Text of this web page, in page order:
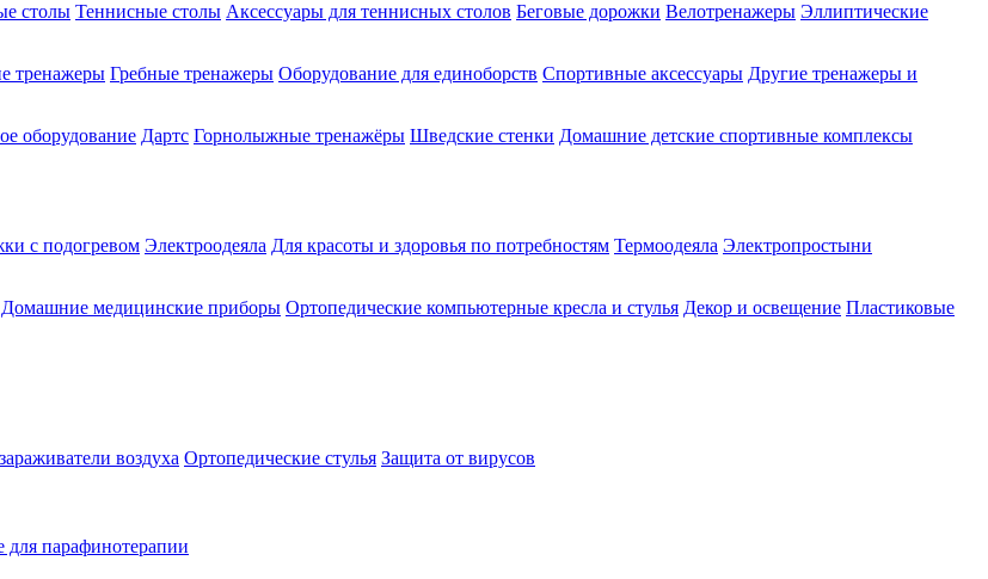
столы Теннисные столы Аксессуары для теннисных столов Беговые дорожки Велотренажеры Эллиптические
тренажеры Гребные тренажеры Оборудование для единоборств Спортивные аксессуары Другие тренажеры и
оборудование Дартс Горнолыжные тренажёры Шведские стенки Домашние детские спортивные комплексы
с подогревом Электроодеяла Для красоты и здоровья по потребностям Термоодеяла Электропростыни
Домашние медицинские приборы Ортопедические компьютерные кресла и стулья Декор и освещение Пластиковые
воздуха Ортопедические стулья Защита от вирусов
для парафинотерапии